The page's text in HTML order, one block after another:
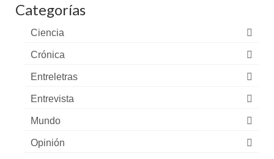
Categorías
Ciencia
Crónica
Entreletras
Entrevista
Mundo
Opinión